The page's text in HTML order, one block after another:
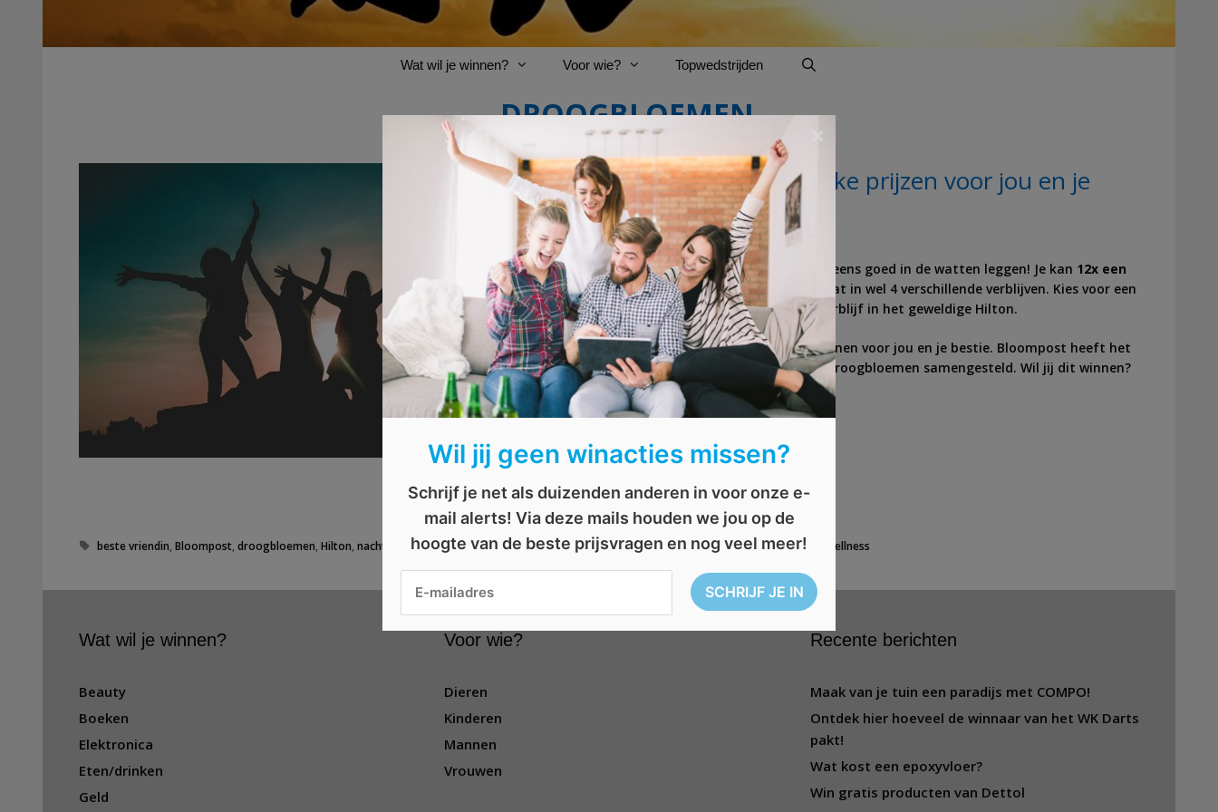
Wat wil je winnen? Voor wie? Topwedstrijden
DROOGBLOEMEN
AFGELOPEN: Win 32x leuke prijzen voor jou en je
vriendin
Met al deze prijzen kan je je beste vriendin eens goed in de watten leggen! Je kan 12x een
nachtje weg met vriendinnen winnen
en dat in wel 4 verschillende verblijven. Kies voor een
overnachting in een fantastische villa of verblijf in het geweldige Hilton.
Je kan ook nog eens20x droogbloemenwinnen voor jou en je bestie. Bloompost heeft het
schattigste boeketje met de allermooiste droogbloemen samengesteld. Wil jij dit winnen?
Vul dan hetformulier in en maak kans!
T
s
beste vriendin ,Bloompost ,droogbloemen ,Hilton ,nachtje weg,overnachting, verrassing,verwennen,vriendinnen, vrouwen,weekendje weg wellness
Wat wil je winnen?
Beauty
Boeken
Elektronica
Eten/drinken
Geld
Voor wie?
Dieren
Kinderen
Mannen
Vrouwen
Recente berichten
Maak van je tuin een paradijs met COMPO!
Ontdek hier hoeveel de winnaar van het WK Darts
pakt!
Wat kost een epoxyvloer?
Win gratis producten van Dettol
Wil jij geen winacties missen?
Schrijf je net als duizenden anderen in voor onze e-
mail alerts! Via deze mails houden we jou op de
hoogte van de beste prijsvragen en nog veel meer!
×